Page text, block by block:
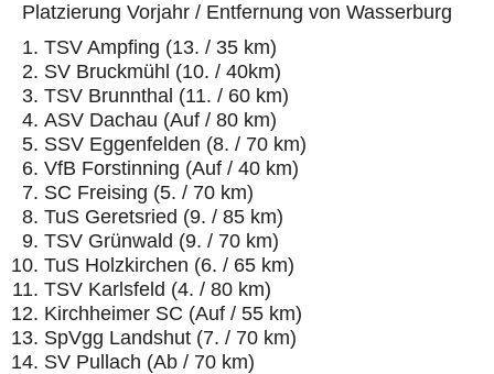
Platzierung Vorjahr / Entfernung von Wasserburg
TSV Ampfing (13. / 35 km)
SV Bruckmühl (10. / 40km)
TSV Brunnthal (11. / 60 km)
ASV Dachau (Auf / 80 km)
SSV Eggenfelden (8. / 70 km)
VfB Forstinning (Auf / 40 km)
SC Freising (5. / 70 km)
TuS Geretsried (9. / 85 km)
TSV Grünwald (9. / 70 km)
TuS Holzkirchen (6. / 65 km)
TSV Karlsfeld (4. / 80 km)
Kirchheimer SC (Auf / 55 km)
SpVgg Landshut (7. / 70 km)
SV Pullach (Ab / 70 km)